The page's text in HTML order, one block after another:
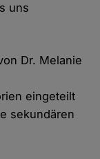
uns
Dr. Melanie
eingeteilt
sekundären